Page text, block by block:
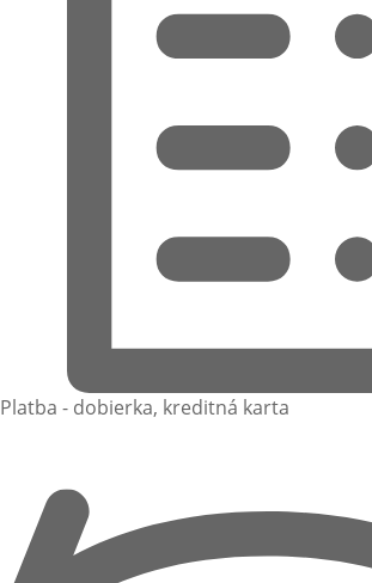
Platba - dobierka, kreditná karta